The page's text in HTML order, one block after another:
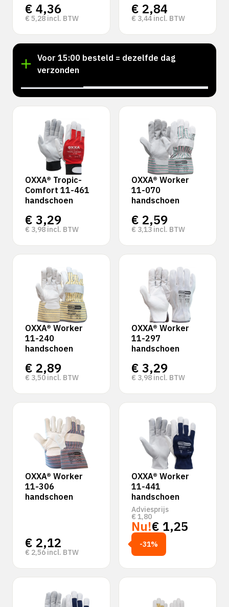
€ 4,36
€ 5,28 incl. BTW
€ 2,84
€ 3,44 incl. BTW
Voor 15:00 besteld = dezelfde dag
verzonden
OXXA® Tropic-
Comfort 11-461
handschoen
€ 3,29
€ 3,98 incl. BTW
OXXA® Worker
11-070
handschoen
€ 2,59
€ 3,13 incl. BTW
OXXA® Worker
11-240
handschoen
€ 2,89
€ 3,50 incl. BTW
OXXA® Worker
11-297
handschoen
€ 3,29
€ 3,98 incl. BTW
OXXA® Worker
11-306
handschoen
€ 2,12
€ 2,56 incl. BTW
OXXA® Worker
11-441
handschoen
Adviesprijs
€ 1,80
Nu!€ 1,25
-31%